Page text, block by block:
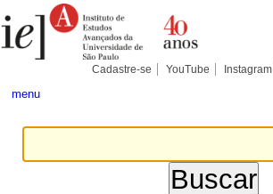
para
conteúdo.
Pessoais
Cadastre-se YouTube Instagram
menu